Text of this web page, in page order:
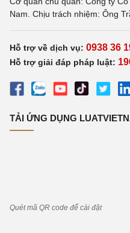
Nam. Chịu trách nhiệm: Ông
Hỗ trợ về dịch vụ: 0938 36
Hỗ trợ giải đáp pháp luật:
TẢI ỨNG DỤNG
Quét mã QR code để cài đặt